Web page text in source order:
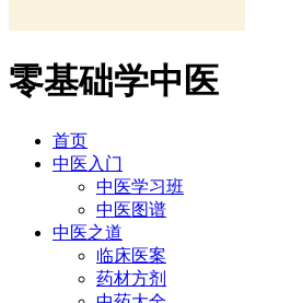
零基础学中医
首页
中医入门
中医学习班
中医图谱
中医之道
临床医案
药材方剂